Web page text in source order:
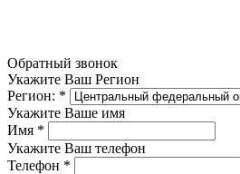
Обратный звонок
Укажите Ваш Регион
Регион: *
Укажите Ваше имя
Имя *
Укажите Ваш телефон
Телефон *